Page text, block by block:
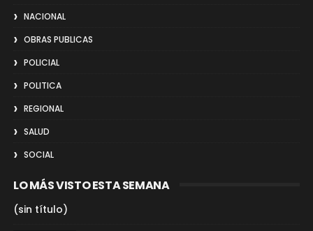
NACIONAL
OBRAS PUBLICAS
POLICIAL
POLITICA
REGIONAL
SALUD
SOCIAL
LO MÁS VISTO ESTA SEMANA
(sin título)